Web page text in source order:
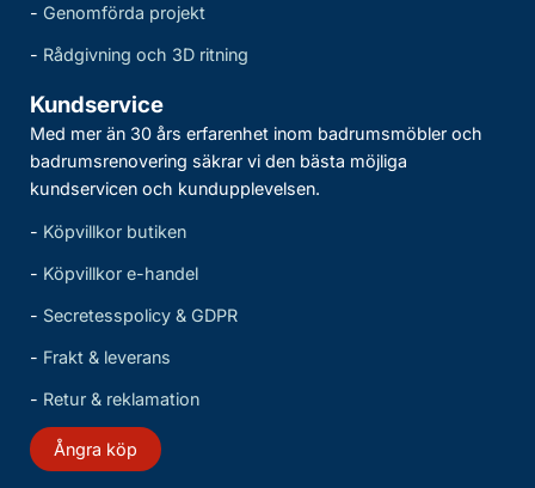
- Genomförda projekt
- Rådgivning och 3D ritning
Kundservice
Med mer än 30 års erfarenhet inom badrumsmöbler och
badrumsrenovering säkrar vi den bästa möjliga
kundservicen och kundupplevelsen.
- Köpvillkor butiken
- Köpvillkor e-handel
- Secretesspolicy & GDPR
- Frakt & leverans
- Retur & reklamation
Ångra köp